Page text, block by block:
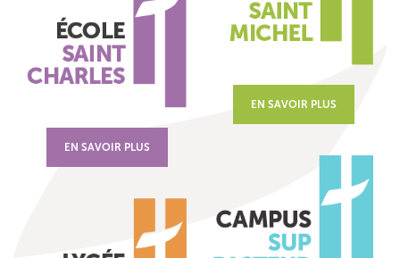
EN SAVOIR PLUS
EN SAVOIR PLUS